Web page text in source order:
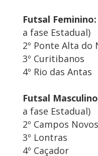
Futsal Feminino:
a fase Estadual)
2º Ponte Alta do
3º Curitibanos
4º Rio das Antas
Futsal
a fase Estadual)
2º Campos Novos
3º Lontras
4º Caçador